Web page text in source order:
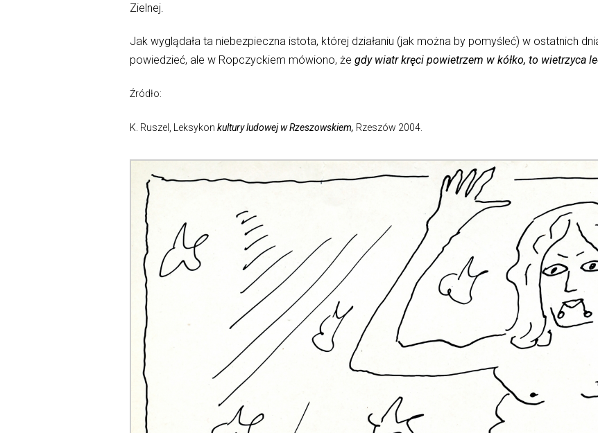
Zielnej.
Jak wyglądała ta niebezpieczna istota, której działaniu (jak można by pomyśleć) w ostatnich
powiedzieć, ale w Ropczyckiem mówiono, że gdy wiatr kręci powietrzem w kółko, to wietrzyca
Źródło:
K. Ruszel, Leksykon kultury ludowej w Rzeszowskiem, Rzeszów 2004.